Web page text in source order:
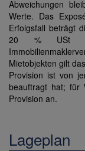
Abweichungen
Werte. Das
Erfolgsfall beträgt
20 % USt
Mietobjekten gilt
Provision ist von
beauftragt hat; für
Provision an.
Lageplan